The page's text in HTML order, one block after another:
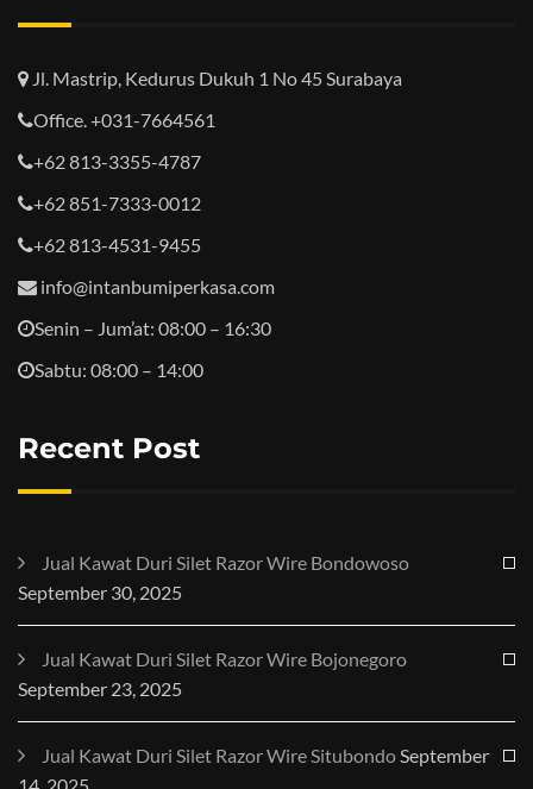
Jl. Mastrip, Kedurus Dukuh 1 No 45 Surabaya
Office. +031-7664561
+62 813-3355-4787
+62 851-7333-0012
+62 813-4531-9455
info@intanbumiperkasa.com
Senin – Jum’at: 08:00 – 16:30
Sabtu: 08:00 – 14:00
Recent Post
Jual Kawat Duri Silet Razor Wire Bondowoso
September 30, 2025
Jual Kawat Duri Silet Razor Wire Bojonegoro
September 23, 2025
Jual Kawat Duri Silet Razor Wire Situbondo September